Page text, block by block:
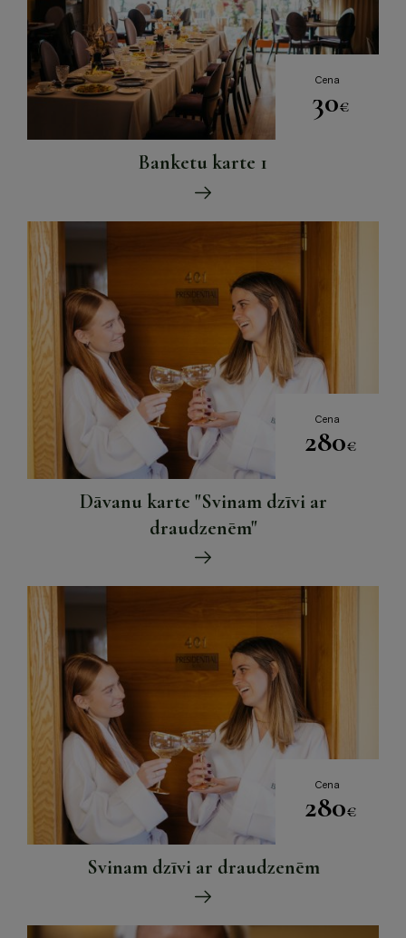
Cena
30€
Banketu karte 1
Cena
280€
Dāvanu karte "Svinam dzīvi ar
draudzenēm"
Cena
280€
Svinam dzīvi ar draudzenēm